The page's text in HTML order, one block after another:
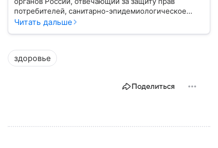
потребителей, санитарно-эпидемиологическое
благополучие населения и контроль соблюдения
руководит им сегодня.
Читать дальше
здоровье
Поделиться